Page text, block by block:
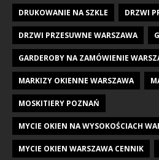
DRUKOWANIE NA SZKLE DRZWI
DRZWI PRZESUWNE WARSZAWA
GARDEROBY NA ZAMÓWIENIE
MARKIZY OKIENNE WARSZAWA
MOSKITIERY POZNAŃ
MYCIE OKIEN NA WYSOKOŚCIACH
MYCIE OKIEN WARSZAWA CENNIK